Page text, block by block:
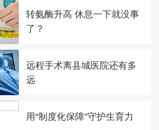
转氨酶升高 休息一下就没事
了？
远程手术离县城医院还有多
远
用“制度化保障”守护生育力